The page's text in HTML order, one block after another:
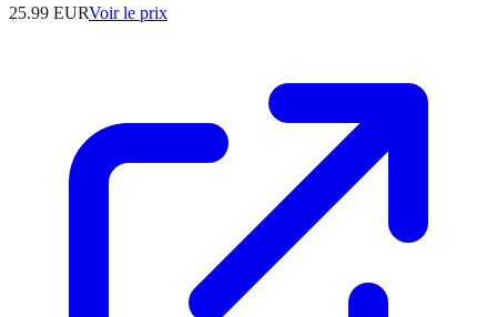
25.99 EURVoir le prix